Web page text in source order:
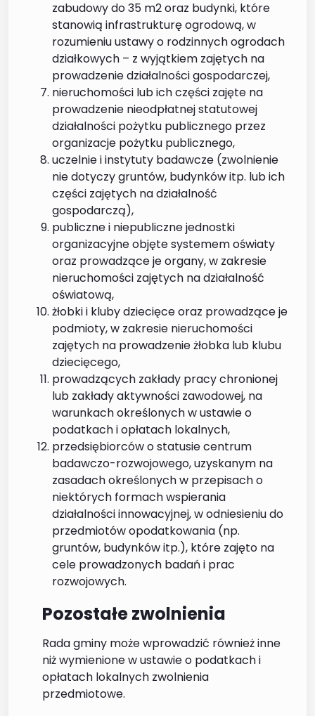
zabudowy do 35 m2 oraz budynki, które
stanowią infrastrukturę ogrodową, w
rozumieniu ustawy o rodzinnych ogrodach
działkowych – z wyjątkiem zajętych na
prowadzenie działalności gospodarczej,
nieruchomości lub ich części zajęte na
prowadzenie nieodpłatnej statutowej
działalności pożytku publicznego przez
organizacje pożytku publicznego,
uczelnie i instytuty badawcze (zwolnienie
nie dotyczy gruntów, budynków itp. lub ich
części zajętych na działalność
gospodarczą),
publiczne i niepubliczne jednostki
organizacyjne objęte systemem oświaty
oraz prowadzące je organy, w zakresie
nieruchomości zajętych na działalność
oświatową,
żłobki i kluby dziecięce oraz prowadzące je
podmioty, w zakresie nieruchomości
zajętych na prowadzenie żłobka lub klubu
dziecięcego,
prowadzących zakłady pracy chronionej
lub zakłady aktywności zawodowej, na
warunkach określonych w ustawie o
podatkach i opłatach lokalnych,
przedsiębiorców o statusie centrum
badawczo-rozwojowego, uzyskanym na
zasadach określonych w przepisach o
niektórych formach wspierania
działalności innowacyjnej, w odniesieniu do
przedmiotów opodatkowania (np.
gruntów, budynków itp.), które zajęto na
cele prowadzonych badań i prac
rozwojowych.
Pozostałe zwolnienia
Rada gminy może wprowadzić również inne
niż wymienione w ustawie o podatkach i
opłatach lokalnych zwolnienia
przedmiotowe.